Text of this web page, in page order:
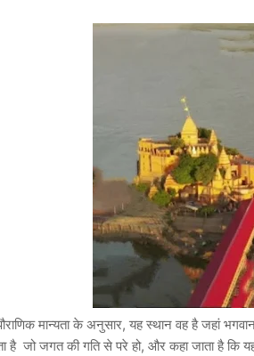
मान्यता के अनुसार, यह स्थान वह है जहां
है जो जगत की गति से परे हो, और कहा जाता है कि